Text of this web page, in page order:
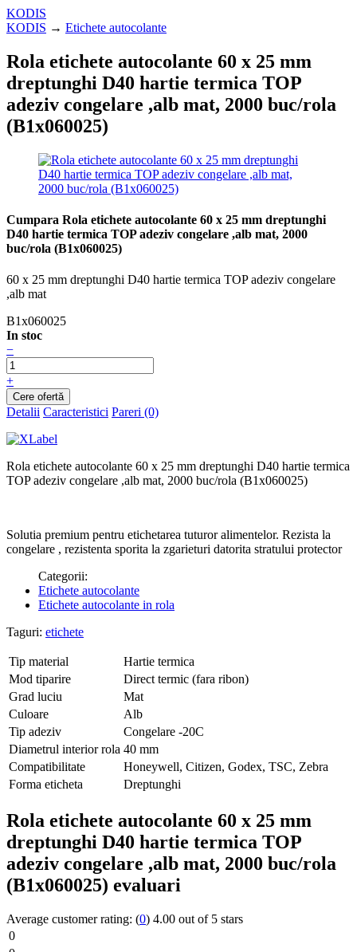
KODIS
KODIS → Etichete autocolante
Rola etichete autocolante 60 x 25 mm
dreptunghi D40 hartie termica TOP
adeziv congelare ,alb mat, 2000 buc/rola
(B1x060025)
Cumpara Rola etichete autocolante 60 x 25 mm dreptunghi
D40 hartie termica TOP adeziv congelare ,alb mat, 2000
buc/rola (B1x060025)
60 x 25 mm dreptunghi D40 hartie termica TOP adeziv congelare
,alb mat
B1x060025
In stoc
−
+
Detalii Caracteristici Pareri (0)
Rola etichete autocolante 60 x 25 mm dreptunghi D40 hartie termica
TOP adeziv congelare ,alb mat, 2000 buc/rola (B1x060025)
Solutia premium pentru etichetarea tuturor alimentelor. Rezista la
congelare , rezistenta sporita la zgarieturi datorita stratului protector
Categorii:
Etichete autocolante
Etichete autocolante in rola
Taguri: etichete
Tip material
Hartie termica
Mod tiparire
Direct termic (fara ribon)
Grad luciu
Mat
Culoare
Alb
Tip adeziv
Congelare -20C
Diametrul interior rola 40 mm
Compatibilitate
Honeywell, Citizen, Godex, TSC, Zebra
Forma eticheta
Dreptunghi
Rola etichete autocolante 60 x 25 mm
dreptunghi D40 hartie termica TOP
adeziv congelare ,alb mat, 2000 buc/rola
(B1x060025) evaluari
Average customer rating: (0) 4.00 out of 5 stars
0